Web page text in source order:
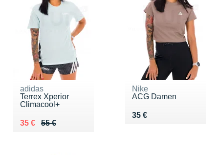
adidas
Terrex Xperior
Climacool+
55 €
Au lieu de 55 €
35 €
Vendu 35 €
Nike
ACG Damen
35 €
Vendu 35 €